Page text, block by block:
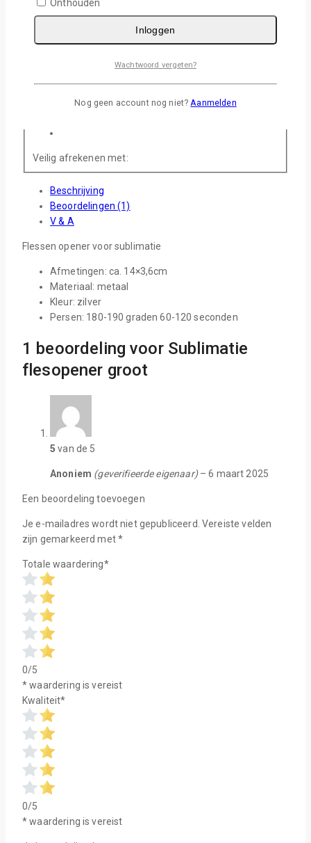
Veilig afrekenen met:
Beschrijving
Beoordelingen (1)
V & A
Flessen opener voor sublimatie
Afmetingen: ca. 14×3,6cm
Materiaal: metaal
Kleur: zilver
Persen: 180-190 graden 60-120 seconden
1 beoordeling voor Sublimatie
flesopener groot
5 van de 5
Anoniem (geverifieerde eigenaar) – 6 maart 2025
Een beoordeling toevoegen
Je e-mailadres wordt niet gepubliceerd. Vereiste velden
zijn gemarkeerd met*
Totale waardering*
0/5
* waardering is vereist
Kwaliteit*
0/5
* waardering is vereist
Onthouden
Inloggen
Wachtwoord vergeten?
Nog geen account nog niet?Aanmelden